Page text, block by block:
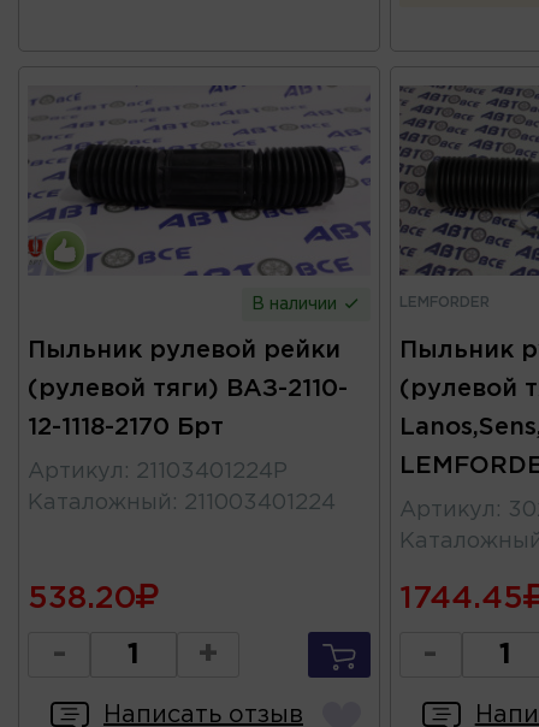
В наличии
Пыльник рулевой рейки
(рулевой тяги) ВАЗ-2110-
12-1118-2170 Брт
Артикул : 21103401224Р
Каталожный : 211003401224
538.20
- +
Написать отзыв
LEMFORDER
Пыльник
(рулевой
Артикул :
1744.45
-